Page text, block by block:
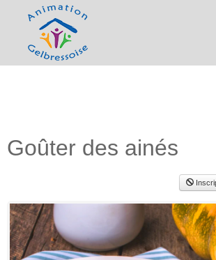
Goûter des ainés